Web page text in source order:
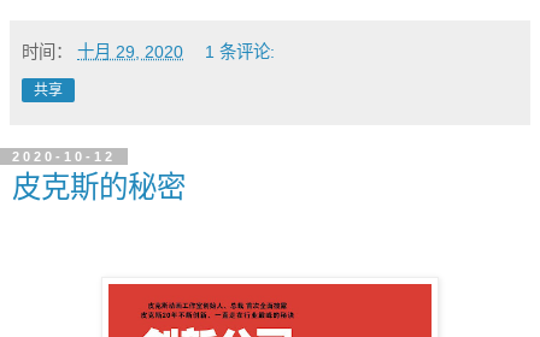
时间： 十月 29, 2020 1 条评论:
共享
2020-10-12
皮克斯的秘密